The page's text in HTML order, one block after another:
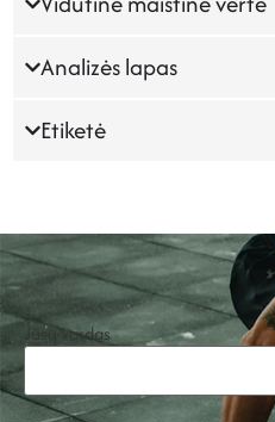
Analizės lapas
Etiketė
Jūsų vardas